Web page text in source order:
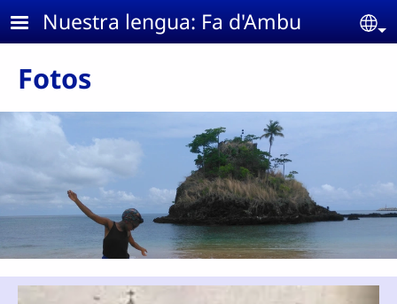
Skip to main content
Nuestra lengua: Fa d'Ambu
Fotos